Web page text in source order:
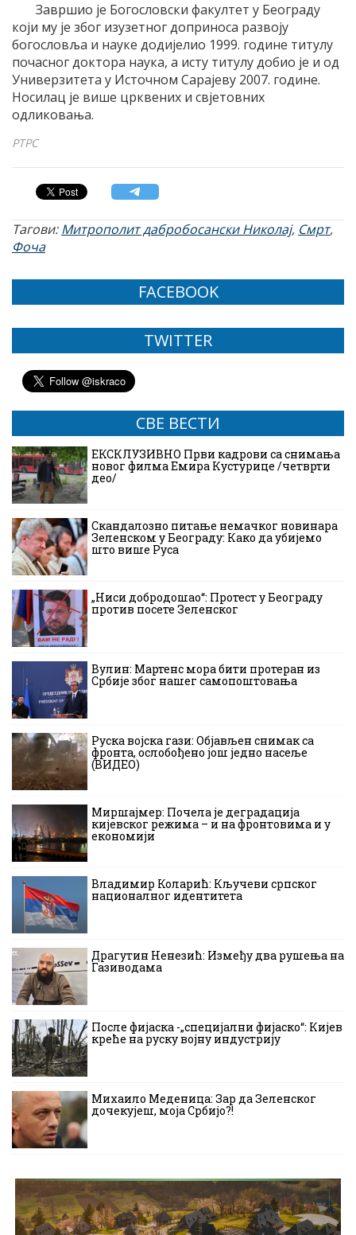
Завршио је Богословски факултет у Београду
који му је због изузетног доприноса развоју
богословља и науке додијелио 1999. године титулу
почасног доктора наука, а исту титулу добио је и од
Универзитета у Источном Сарајеву 2007. године.
Носилац је више црквених и свјетовних
одликовања.
РТРС
Тагови:Митрополит дабробосански Николај, Смрт,
Фоча
FACEBOOK
TWITTER
СВЕ ВЕСТИ
ЕКСКЛУЗИВНО Први кадрови са снимања
новог филма Емира Кустурице /четврти
део/
Скандалозно питање немачког новинара
Зеленском у Београду: Како да убијемо
што више Руса
„Ниси добродошао“: Протест у Београду
против посете Зеленског
Вулин: Мартенс мора бити протеран из
Србије због нашег самопоштовања
Руска војска гази: Објављен снимак са
фронта, ослобођено још једно насеље
(ВИДЕО)
Миршајмер: Почела је деградација
кијевског режима – и на фронтовима и у
економији
Владимир Коларић: Кључеви српског
националног идентитета
Драгутин Ненезић: Између два рушења на
Газиводама
После фијаска -„специјални фијаско“: Кијев
креће на руску војну индустрију
Михаило Меденица: Зар да Зеленског
дочекујеш, моја Србијо?!